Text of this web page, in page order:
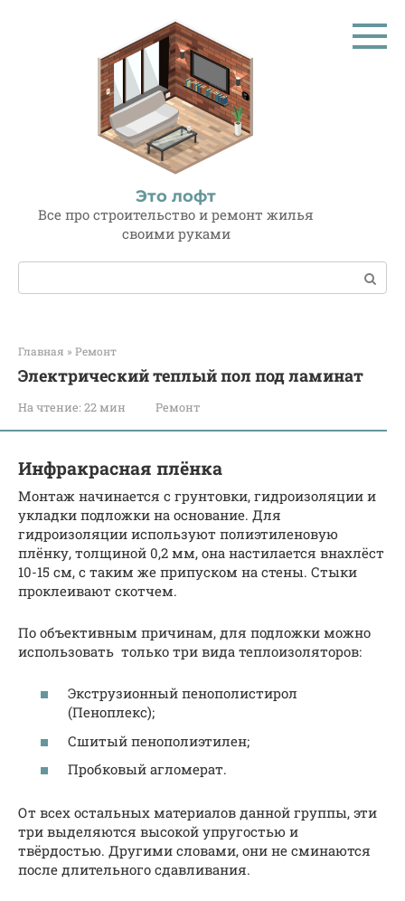
Это лофт
Все про строительство и ремонт жилья
своими руками
Поиск:
Главная » Ремонт
Электрический теплый пол под ламинат
На чтение: 22 мин Ремонт
Инфракрасная плёнка
Монтаж начинается с грунтовки, гидроизоляции и
укладки подложки на основание. Для
гидроизоляции используют полиэтиленовую
плёнку, толщиной 0,2 мм, она настилается внахлёст
10-15 см, с таким же припуском на стены. Стыки
проклеивают скотчем.
По объективным причинам, для подложки можно
использовать только три вида теплоизоляторов:
Экструзионный пенополистирол
(Пеноплекс);
Сшитый пенополиэтилен;
Пробковый агломерат.
От всех остальных материалов данной группы, эти
три выделяются высокой упругостью и
твёрдостью. Другими словами, они не сминаются
после длительного сдавливания.